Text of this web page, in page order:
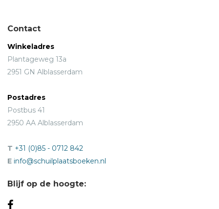
Contact
Winkeladres
Plantageweg 13a
2951 GN Alblasserdam
Postadres
Postbus 41
2950 AA Alblasserdam
T +31 (0)85 - 0712 842
E info@schuilplaatsboeken.nl
Blijf op de hoogte: